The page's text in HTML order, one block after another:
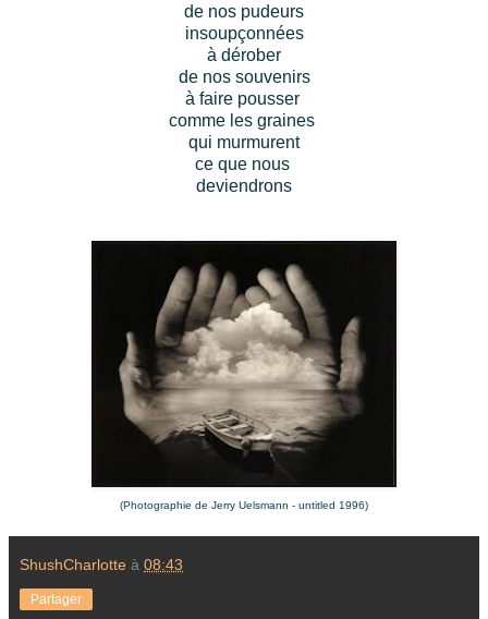
de nos pudeurs
insoupçonnées
à dérober
de nos souvenirs
à faire pousser
comme les graines
qui murmurent
ce que nous
deviendrons
(Photographie de Jerry Uelsmann - untitled 1996)
ShushCharlotte à 08:43
Partager